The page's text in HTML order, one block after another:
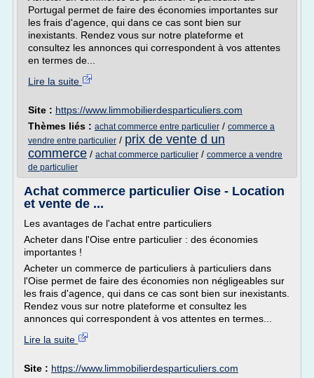
Portugal permet de faire des économies importantes sur
les frais d'agence, qui dans ce cas sont bien sur
inexistants. Rendez vous sur notre plateforme et
consultez les annonces qui correspondent à vos attentes
en termes de...
Lire la suite
Site : https://www.limmobilierdesparticuliers.com
Thèmes liés : achat commerce entre particulier / commerce a
vendre entre particulier / prix de vente d un
commerce / achat commerce particulier / commerce a vendre
de particulier
Achat commerce particulier Oise - Location
et vente de ...
Les avantages de l'achat entre particuliers
Acheter dans l'Oise entre particulier : des économies
importantes !
Acheter un commerce de particuliers à particuliers dans
l'Oise permet de faire des économies non négligeables sur
les frais d'agence, qui dans ce cas sont bien sur inexistants.
Rendez vous sur notre plateforme et consultez les
annonces qui correspondent à vos attentes en termes...
Lire la suite
Site : https://www.limmobilierdesparticuliers.com